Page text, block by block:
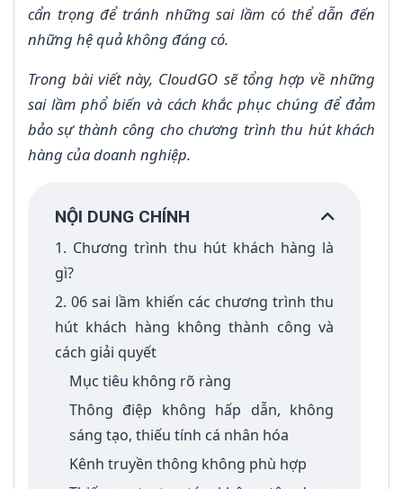
cẩn trọng để tránh những sai lầm có thể dẫn đến
những hệ quả không đáng có.
Trong bài viết này, CloudGO sẽ tổng hợp về những
sai lầm phổ biến và cách khắc phục chúng để đảm
bảo sự thành công cho chương trình thu hút khách
hàng của doanh nghiệp.
NỘI DUNG CHÍNH
1. Chương trình thu hút khách hàng là
gì?
2. 06 sai lầm khiến các chương trình thu
hút khách hàng không thành công và
cách giải quyết
Mục tiêu không rõ ràng
Thông điệp không hấp dẫn, không
sáng tạo, thiếu tính cá nhân hóa
Kênh truyền thông không phù hợp